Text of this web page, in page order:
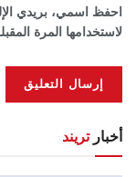
احفظ اسمي، بريدي
لاستخدامها المرة
أخبارتريند